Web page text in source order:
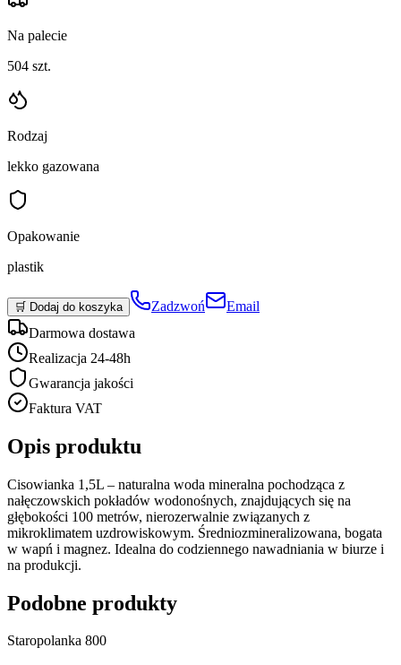
Na palecie
504 szt.
Rodzaj
lekko gazowana
Opakowanie
plastik
🛒 Dodaj do koszyka Zadzwoń
Email
Darmowa dostawa
Realizacja 24-48h
Gwarancja jakości
Faktura VAT
Opis produktu
Cisowianka 1,5L – naturalna woda mineralna pochodząca z
nałęczowskich pokładów wodonośnych, znajdujących się na
głębokości 100 metrów, nierozerwalnie związanych z
mikroklimatem uzdrowiskowym. Średniozmineralizowana, bogata
w wapń i magnez. Idealna do codziennego nawadniania w biurze i
na produkcji.
Podobne produkty
Staropolanka 800